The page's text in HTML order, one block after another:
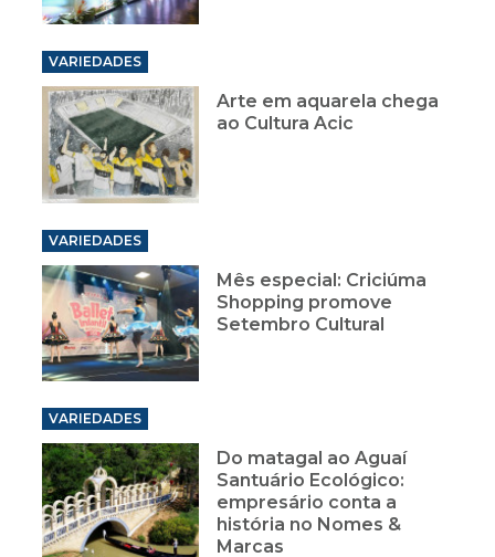
VARIEDADES
Arte em aquarela chega
ao Cultura Acic
VARIEDADES
Mês especial: Criciúma
Shopping promove
Setembro Cultural
VARIEDADES
Do matagal ao Aguaí
Santuário Ecológico:
empresário conta a
história no Nomes &
Marcas